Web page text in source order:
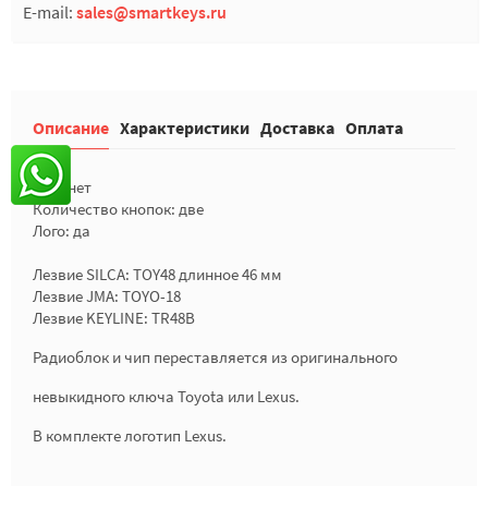
E-mail: sales@smartkeys.ru
Описание Характеристики Доставка Оплата
Чип: нет
Количество кнопок: две
Лого: да
Лезвие SILCA: TOY48 длинное 46 мм
Лезвие JMA: TOYO-18
Лезвие KEYLINE: TR48B
Радиоблок и чип переставляется из оригинального
невыкидного ключа Toyota или Lexus.
В комплекте логотип Lexus.